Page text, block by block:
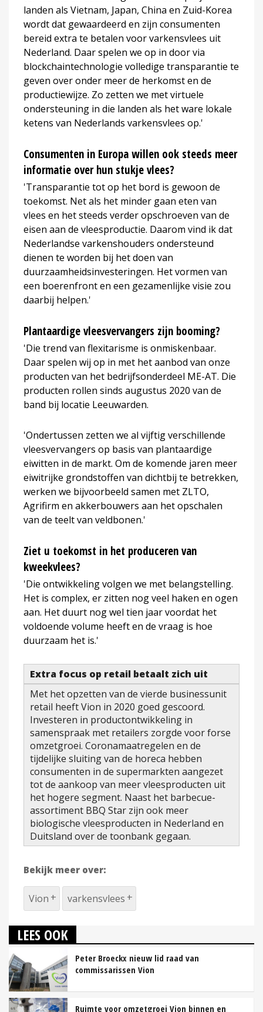
landen als Vietnam, Japan, China en Zuid-Korea
wordt dat gewaardeerd en zijn consumenten
bereid extra te betalen voor varkensvlees uit
Nederland. Daar spelen we op in door via
blockchaintechnologie volledige transparantie te
geven over onder meer de herkomst en de
productiewijze. Zo zetten we met virtuele
ondersteuning in die landen als het ware lokale
ketens van Nederlands varkensvlees op.'
Consumenten in Europa willen ook steeds meer
informatie over hun stukje vlees?
'Transparantie tot op het bord is gewoon de
toekomst. Net als het minder gaan eten van
vlees en het steeds verder opschroeven van de
eisen aan de vleesproductie. Daarom vind ik dat
Nederlandse varkenshouders ondersteund
dienen te worden bij het doen van
duurzaamheidsinvesteringen. Het vormen van
een boerenfront en een gezamenlijke visie zou
daarbij helpen.'
Plantaardige vleesvervangers zijn booming?
'Die trend van flexitarisme is onmiskenbaar.
Daar spelen wij op in met het aanbod van onze
producten van het bedrijfsonderdeel ME-AT. Die
producten rollen sinds augustus 2020 van de
band bij locatie Leeuwarden.
'Ondertussen zetten we al vijftig verschillende
vleesvervangers op basis van plantaardige
eiwitten in de markt. Om de komende jaren meer
eiwitrijke grondstoffen van dichtbij te betrekken,
werken we bijvoorbeeld samen met ZLTO,
Agrifirm en akkerbouwers aan het opschalen
van de teelt van veldbonen.'
Ziet u toekomst in het produceren van
kweekvlees?
'Die ontwikkeling volgen we met belangstelling.
Het is complex, er zitten nog veel haken en ogen
aan. Het duurt nog wel tien jaar voordat het
voldoende volume heeft en de vraag is hoe
duurzaam het is.'
Extra focus op retail betaalt zich uit
Met het opzetten van de vierde businessunit
retail heeft Vion in 2020 goed gescoord.
Investeren in productontwikkeling in
samenspraak met retailers zorgde voor forse
omzetgroei. Coronamaatregelen en de
tijdelijke sluiting van de horeca hebben
consumenten in de supermarkten aangezet
tot de aankoop van meer vleesproducten uit
het hogere segment. Naast het barbecue-
assortiment BBQ Star zijn ook meer
biologische vleesproducten in Nederland en
Duitsland over de toonbank gegaan.
Bekijk meer over:
Vion varkensvlees
LEES OOK
Peter Broeckx nieuw lid raad van
commissarissen Vion
Ruimte voor omzetgroei Vion binnen en